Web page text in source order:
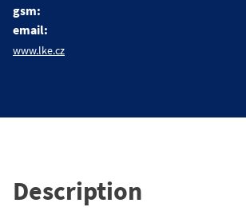
gsm:
email:
www.lke.cz
Description